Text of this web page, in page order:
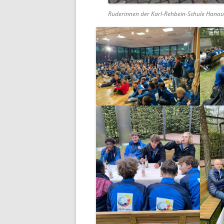
Ruderinnen der Karl-Rehbein-Schule Hanau